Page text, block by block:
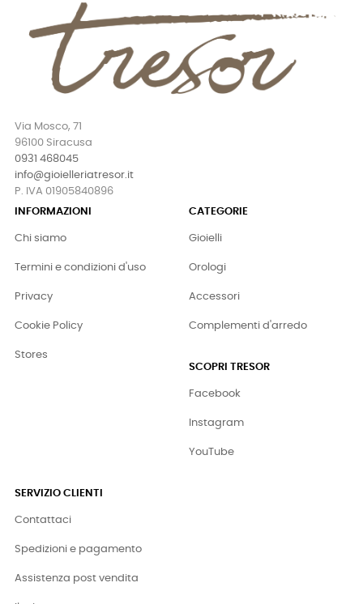
Via Mosco, 71
96100 Siracusa
0931 468045
info@gioielleriatresor.it
P. IVA 01905840896
INFORMAZIONI
Chi siamo
Termini e condizioni d'uso
Privacy
Cookie Policy
Stores
CATEGORIE
Gioielli
Orologi
Accessori
Complementi d'arredo
SCOPRI TRESOR
Facebook
Instagram
YouTube
SERVIZIO CLIENTI
Contattaci
Spedizioni e pagamento
Assistenza post vendita